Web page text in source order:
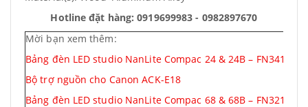
Hotline đặt hàng: 0919699983 - 0982897670
Mời bạn xem thêm:
Bảng đèn LED studio NanLite Compac 24 & 24B – FN341 &
Bộ trợ nguồn cho Canon ACK-E18
Bảng đèn LED studio NanLite Compac 68 & 68B – FN321 &